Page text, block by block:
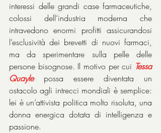
interessi delle grandi case farmaceutiche,
colossi dell’industria moderna che
intravedono enormi profitti assicurandosi
l’esclusività dei brevetti di nuovi farmaci,
ma da sperimentare sulla pelle delle
persone bisognose. Il motivo per cui Tessa
Quayle possa essere diventata un
ostacolo agli intrecci mondiali è semplice:
lei è un’attivista politica molto risoluta, una
donna energica dotata di intelligenza e
passione.